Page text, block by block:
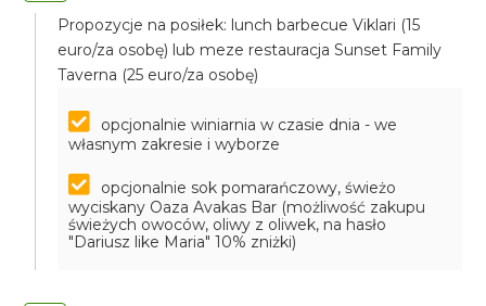
Propozycje na posiłek: lunch barbecue Viklari (15
euro/za osobę) lub meze restauracja Sunset Family
Taverna (25 euro/za osobę)
opcjonalnie winiarnia w czasie dnia - we
własnym zakresie i wyborze
opcjonalnie sok pomarańczowy, świeżo
wyciskany Oaza Avakas Bar (możliwość zakupu
świeżych owoców, oliwy z oliwek, na hasło
"Dariusz like Maria" 10% zniżki)